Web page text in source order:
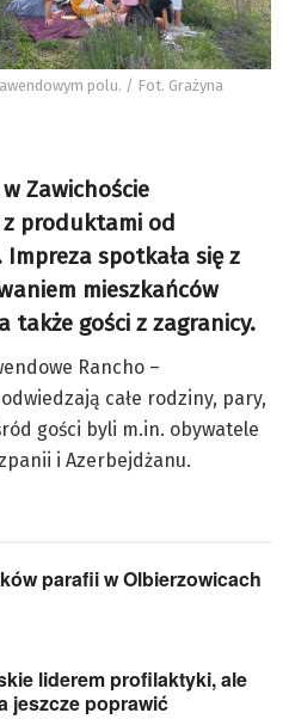
polu. / Fot. Grażyna
Zawichoście
produktami od
spotkała się z
mieszkańców
także gości z zagranicy.
Rancho –
całe rodziny, pary,
gości byli m.in. obywatele
i Azerbejdżanu.
parafii w Olbierzowicach
liderem profilaktyki, ale
jeszcze poprawić